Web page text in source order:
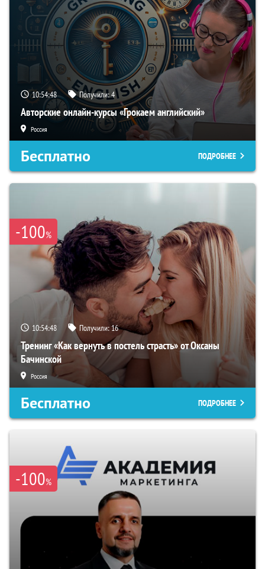
10:54:47 Получили:4
Авторские онлайн-курсы «Грокаем английский»
Россия
Бесплатно ПОДРОБНЕЕ
-100%
10:54:47 Получили:16
Тренинг «Как вернуть в постель страсть» от Оксаны
Бачинской
Россия
Бесплатно ПОДРОБНЕЕ
-100%